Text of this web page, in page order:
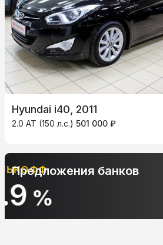
Hyundai i40, 2011
2.0 AT (150 л.с.) 501 000 ₽
АЛЬФА-БАНК
10.9
Предложения банков